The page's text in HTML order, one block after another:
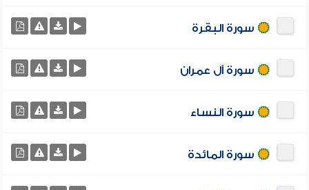
سورة البقرة
سورة آل عمران
سورة النساء
سورة المائدة